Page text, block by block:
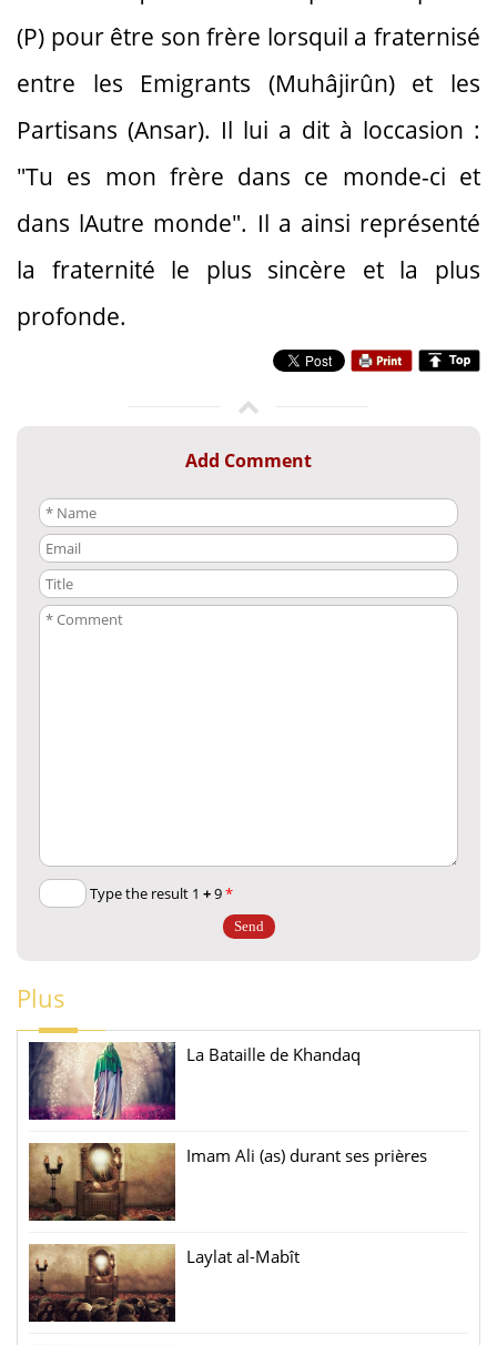
(P) pour être son frère lorsquil a fraternisé
entre les Emigrants (Muhâjirûn) et les
Partisans (Ansar). Il lui a dit à loccasion :
"Tu es mon frère dans ce monde-ci et
dans lAutre monde". Il a ainsi représenté
la fraternité le plus sincère et la plus
profonde.
Add Comment
*
+9
Plus
La Bataille de Khandaq
Imam Ali (as) durant ses prières
Laylat al-Mabît